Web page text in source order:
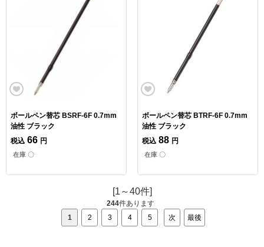
ボールペン替芯 BSRF-6F 0.7mm
油性 ブラック
税込 66 円
在庫 〇
ボールペン替芯 BTRF-6F 0.7mm
油性 ブラック
税込 88 円
在庫 〇
[1～40件]
244件あります
1
2 3 4 5 次 最後